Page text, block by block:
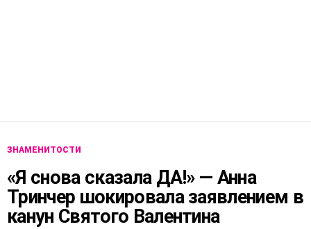
ЗНАМЕНИТОСТИ
«Я снова сказала ДА!» — Анна
Тринчер шокировала заявлением в
канун Святого Валентина